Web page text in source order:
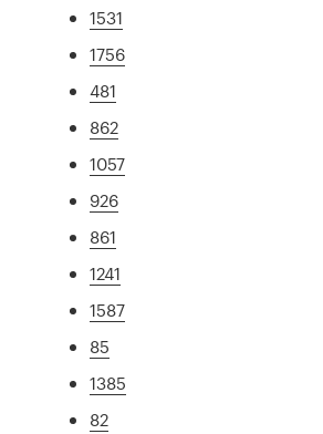
1531
1756
481
862
1057
926
861
1241
1587
85
1385
82